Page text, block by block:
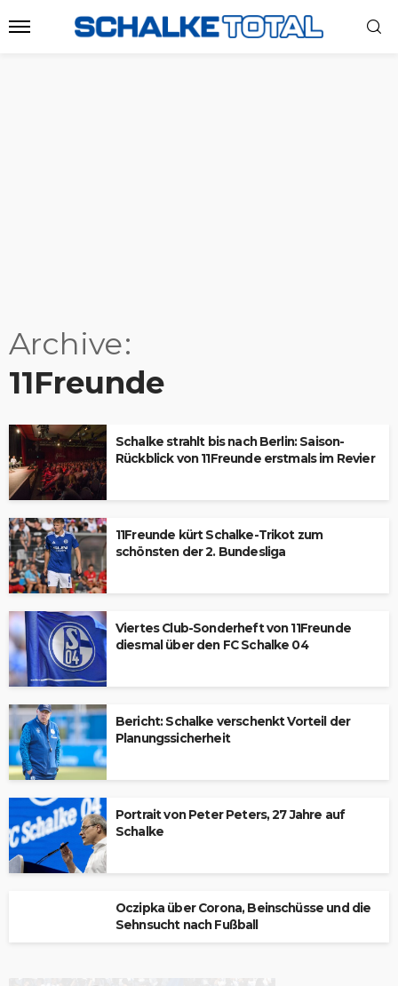
Archive
11Freunde
Schalke strahlt bis nach Berlin: Saison-
Rückblick von 11Freunde erstmals im Revier
11Freunde kürt Schalke-Trikot zum
schönsten der 2. Bundesliga
Viertes Club-Sonderheft von 11Freunde
diesmal über den FC Schalke 04
Bericht: Schalke verschenkt Vorteil der
Planungssicherheit
Portrait von Peter Peters, 27 Jahre auf
Schalke
Oczipka über Corona, Beinschüsse und die
Sehnsucht nach Fußball